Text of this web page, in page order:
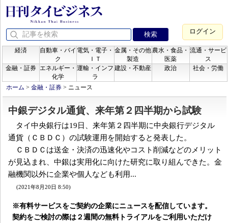
ログイン
経済
自動車・バイ
ク
電気・電子・
ＩＴ
金属・その他
製造
農水・食品・
医薬
流通・サービ
ス
金融・証券
エネルギー・
化学
運輸・インフ
ラ
建設・不動産 政治 社会・労働
ホーム > 金融・証券 > ニュース
中銀デジタル通貨、来年第２四半期から試験
タイ中央銀行は19日、来年第２四半期に中央銀行デジタル
通貨（ＣＢＤＣ）の試験運用を開始すると発表した。
ＣＢＤＣは送金・決済の迅速化やコスト削減などのメリット
が見込まれ、中銀は実用化に向けた研究に取り組んできた。金
融機関以外に企業や個人なども利用...
(2021年8月20日 8:50)
※有料サービスをご契約の企業にニュースを配信しています。
契約をご検討の際は２週間の無料トライアルをご利用いただけ